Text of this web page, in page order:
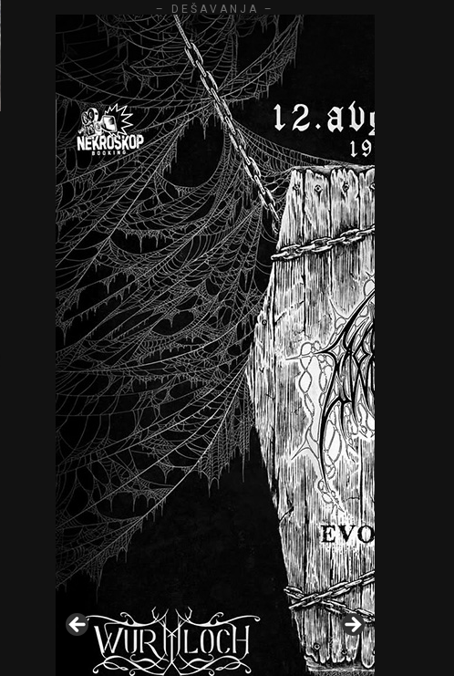
– DEŠAVANJA –